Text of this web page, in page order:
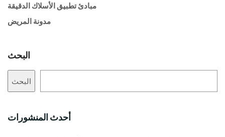
مبادئ تطبيق الأسلاك الدقيقة
مدونة المريض
البحث
البحث
أحدث المنشورات